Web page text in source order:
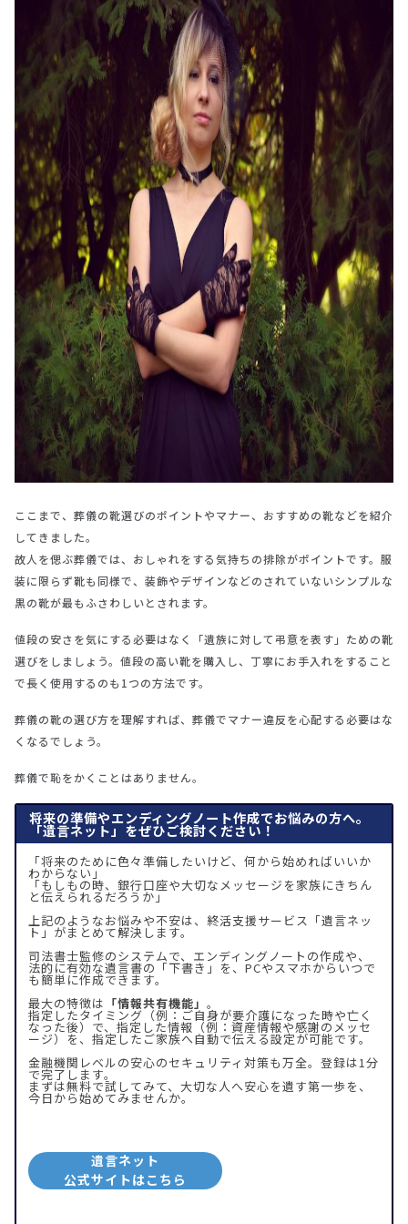
ここまで、葬儀の靴選びのポイントやマナー、おすすめの靴などを紹介
してきました。
故人を偲ぶ葬儀では、おしゃれをする気持ちの排除がポイントです。服
装に限らず靴も同様で、装飾やデザインなどのされていないシンプルな
黒の靴が最もふさわしいとされます。
値段の安さを気にする必要はなく「遺族に対して弔意を表す」ための靴
選びをしましょう。値段の高い靴を購入し、丁寧にお手入れをすること
で長く使用するのも1つの方法です。
葬儀の靴の選び方を理解すれば、葬儀でマナー違反を心配する必要はな
くなるでしょう。
葬儀で恥をかくことはありません。
将来の準備やエンディングノート作成でお悩みの方へ。
「遺言ネット」をぜひご検討ください！
「将来のために色々準備したいけど、何から始めればいいか
わからない」
「もしもの時、銀行口座や大切なメッセージを家族にきちん
と伝えられるだろうか」
上記のようなお悩みや不安は、終活支援サービス「遺言ネッ
ト」がまとめて解決します。
司法書士監修のシステムで、エンディングノートの作成や、
法的に有効な遺言書の「下書き」を、PCやスマホからいつで
も簡単に作成できます。
最大の特徴は 「情報共有機能」 。
指定したタイミング（例：ご自身が要介護になった時や亡く
なった後）で、指定した情報（例：資産情報や感謝のメッセ
ージ）を、指定したご家族へ自動で伝える設定が可能です。
金融機関レベルの安心のセキュリティ対策も万全。登録は1分
で完了します。
まずは無料で試してみて、大切な人へ安心を遺す第一歩を、
今日から始めてみませんか。
遺言ネット
公式サイトはこちら